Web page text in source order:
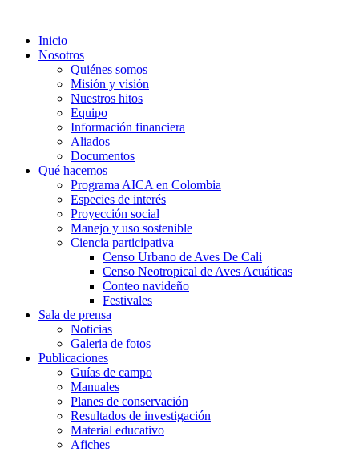
Inicio
Nosotros
Quiénes somos
Misión y visión
Nuestros hitos
Equipo
Información financiera
Aliados
Documentos
Qué hacemos
Programa AICA en Colombia
Especies de interés
Proyección social
Manejo y uso sostenible
Ciencia participativa
Censo Urbano de Aves De Cali
Censo Neotropical de Aves Acuáticas
Conteo navideño
Festivales
Sala de prensa
Noticias
Galeria de fotos
Publicaciones
Guías de campo
Manuales
Planes de conservación
Resultados de investigación
Material educativo
Afiches